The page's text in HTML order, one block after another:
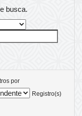
busca.
por
Registro(s)